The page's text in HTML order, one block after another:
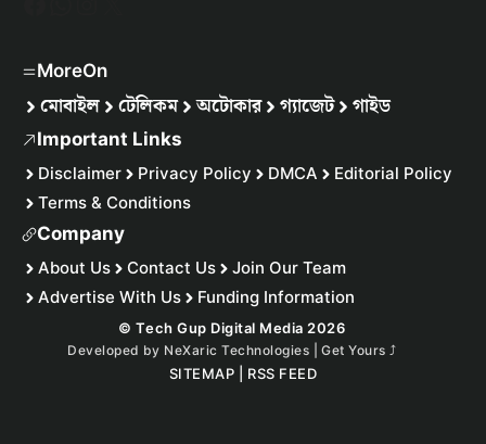
MoreOn
মোবাইল টেলিকম অটোকার গ্যাজেট গাইড
Important Links
Disclaimer Privacy Policy DMCA
Editorial Policy
Terms & Conditions
Company
About Us Contact Us
Join Our Team
Advertise With Us
Funding Information
© Tech Gup Digital Media 2026
Developed by NeXaric Technologies | Get Yours⤴︎
SITEMAP RSS FEED